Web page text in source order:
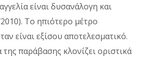
είναι δυσανάλογη και
Το ηπιότερο μέτρο
είναι εξίσου αποτελεσματικό.
παράβασης κλονίζει οριστικά